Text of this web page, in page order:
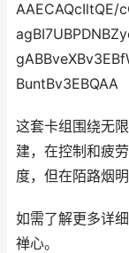
AAECAQcIltQE/
BuntBv3EBQAA
这套卡组围绕无
建，在控制和疲
度，但在陌路烟
如需了解更多详
禅心。